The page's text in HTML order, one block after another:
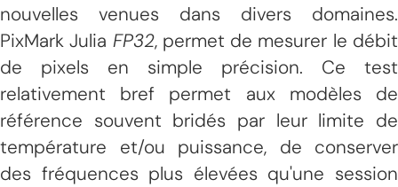
nouvelles venues dans divers domaines.
PixMark Julia FP32, permet de mesurer le débit
de pixels en simple précision. Ce test
relativement bref permet aux modèles de
référence souvent bridés par leur limite de
température et/ou puissance, de conserver
des fréquences plus élevées qu'une session